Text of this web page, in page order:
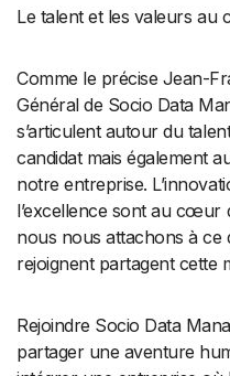
Le talent et les valeurs au
Comme le précise Jean-
Général de Socio Data
s’articulent autour du
candidat mais également
notre entreprise.
l’excellence sont au cœur
nous nous attachons à ce
rejoignent partagent cette
Rejoindre Socio Data
partager une aventure